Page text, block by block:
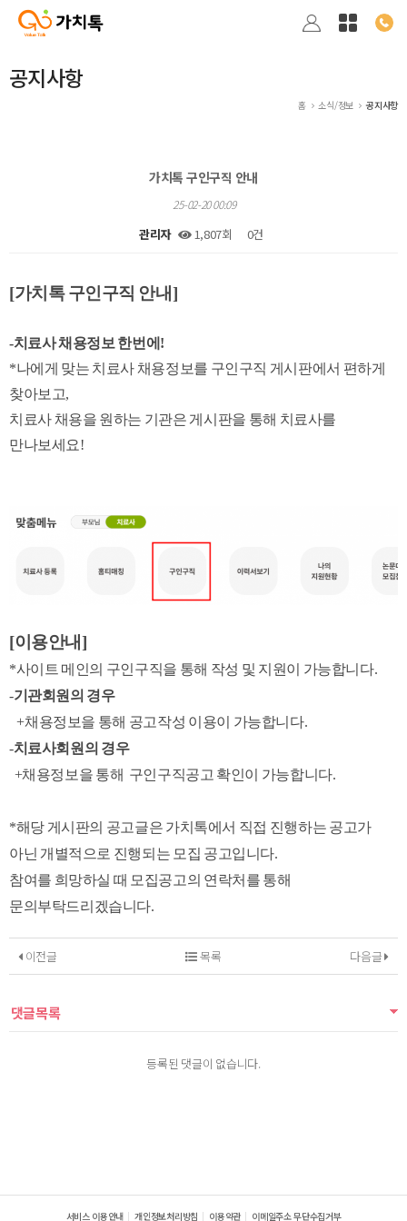
공지사항
홈 소식/정보 공지사항
가치톡 구인구직 안내
25-02-20 00:09
관리자 1,807회 0건
[가치톡 구인구직 안내]
-치료사 채용정보 한번에!
*나에게 맞는 치료사 채용정보를 구인구직 게시판에서 편하게
찾아보고,
치료사 채용을 원하는 기관은 게시판을 통해 치료사를
만나보세요!
[이용안내]
*사이트 메인의 구인구직을 통해 작성 및 지원이 가능합니다.
-기관회원의 경우
+채용정보을 통해 공고작성 이용이 가능합니다.
-치료사회원의 경우
+채용정보을 통해 구인구직공고 확인이 가능합니다.
*해당 게시판의 공고글은 가치톡에서 직접 진행하는 공고가
아닌 개별적으로 진행되는 모집 공고입니다.
참여를 희망하실 때 모집공고의 연락처를 통해
문의부탁드리겠습니다.
이전글 다음글
목록
댓글목록
등록된 댓글이 없습니다.
서비스 이용안내 개인정보처리방침 이용약관 이메일주소 무단수집거부